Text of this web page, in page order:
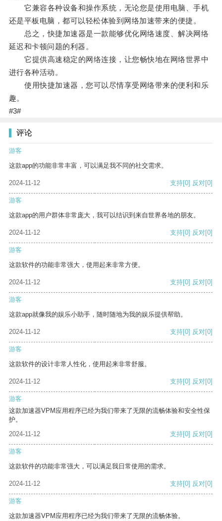
它兼容各种设备和操作系统，无论您是使用电脑、手机
还是平板电脑，都可以轻松体验到网络加速带来的便捷。
总之，快捷加速器是一款能够优化网络速度、解决网络
延迟和卡顿问题的利器。
它提供高速稳定的网络连接，让您畅快地在网络世界中
进行各种活动。
使用快捷加速器，您可以尽情享受网络带来的便利和乐
趣。
#3#
评论
游客
这款app的功能非常丰富，可以满足我不同的社交需求。
2024-11-12 支持[0] 反对[0]
游客
这款app的用户群体非常庞大，我可以结识到来自世界各地的朋友。
2024-11-12 支持[0] 反对[0]
游客
这款软件的功能非常强大，使用起来非常方便。
2024-11-12 支持[0] 反对[0]
游客
这款app就像我的娱乐小助手，随时随地为我的娱乐提供帮助。
2024-11-12 支持[0] 反对[0]
游客
这款软件的设计非常人性化，使用起来非常舒服。
2024-11-12 支持[0] 反对[0]
游客
这款加速器VPM应用程序已经为我们带来了无限的流畅体验和安全性保
护。
2024-11-12
支持[0] 反对[0]
游客
这款软件的功能非常强大，可以满足我日常使用的需求。
2024-11-12 支持[0] 反对[0]
游客
这款加速器VPM应用程序已经为我们带来了无限的流畅体验。